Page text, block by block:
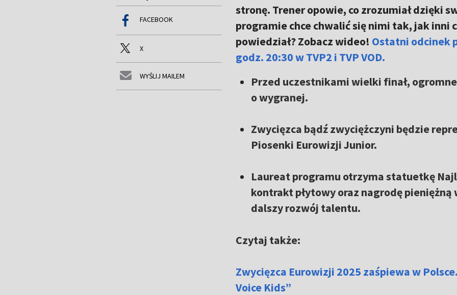
FACEBOOK
X
WYŚLIJ MAILEM
stronę. Trener opowie, co zrozumiał dzięki
programie chce chwalić się nimi tak, jak inni
powiedział? Zobacz wideo! Ostatni odcinek
godz. 20:30 w TVP2 i TVP VOD.
Przed uczestnikami wielki finał,
o wygranej.
Zwycięzca bądź zwyciężczyni będzie
Piosenki Eurowizji Junior.
Laureat programu otrzyma statuetkę
kontrakt płytowy oraz nagrodę pieniężną
dalszy rozwój talentu.
Czytaj także:
Zwycięzca Eurowizji 2025 zaśpiewa w
Voice Kids”